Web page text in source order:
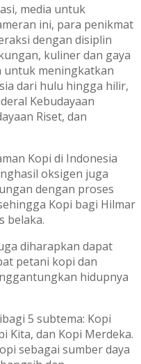
media untuk
ini, para penikmat
dengan disiplin
kuliner dan gaya
untuk meningkatkan
dari hulu hingga hilir,
Kebudayaan
Riset, dan
Kopi di Indonesia
oksigen juga
dengan proses
Kopi bagi Hilmar
belaka.
diharapkan dapat
petani kopi dan
hidupnya
5 subtema: Kopi
Kita, dan Kopi Merdeka.
sebagai sumber daya